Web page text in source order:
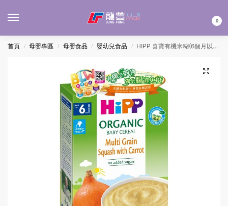
0
首頁 / 母嬰專區 / 母嬰食品 / 嬰幼兒食品 / HIPP 喜寶有機米糊(6個月以上) – 南瓜多穀物 200G